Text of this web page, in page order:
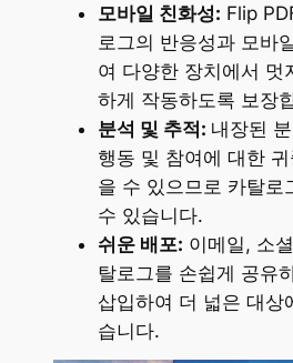
모바일 친화성: Flip
로그의 반응성과 모바
여 다양한 장치에서 멋
하게 작동하도록 보장
분석 및 추적: 내장된
행동 및 참여에 대한
을 수 있으므로 카탈로
수 있습니다.
쉬운 배포: 이메일, 소
탈로그를 손쉽게 공유
삽입하여 더 넓은 대상
습니다.